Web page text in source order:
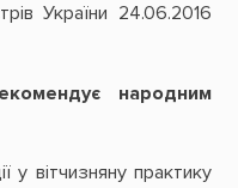
України 24.06.2016
народним
у вітчизняну практику